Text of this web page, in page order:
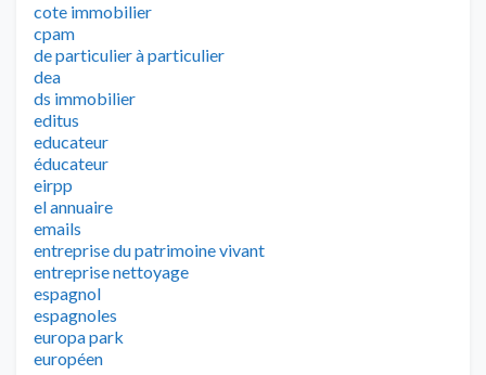
cote immobilier
cpam
de particulier à particulier
dea
ds immobilier
editus
educateur
éducateur
eirpp
el annuaire
emails
entreprise du patrimoine vivant
entreprise nettoyage
espagnol
espagnoles
europa park
européen